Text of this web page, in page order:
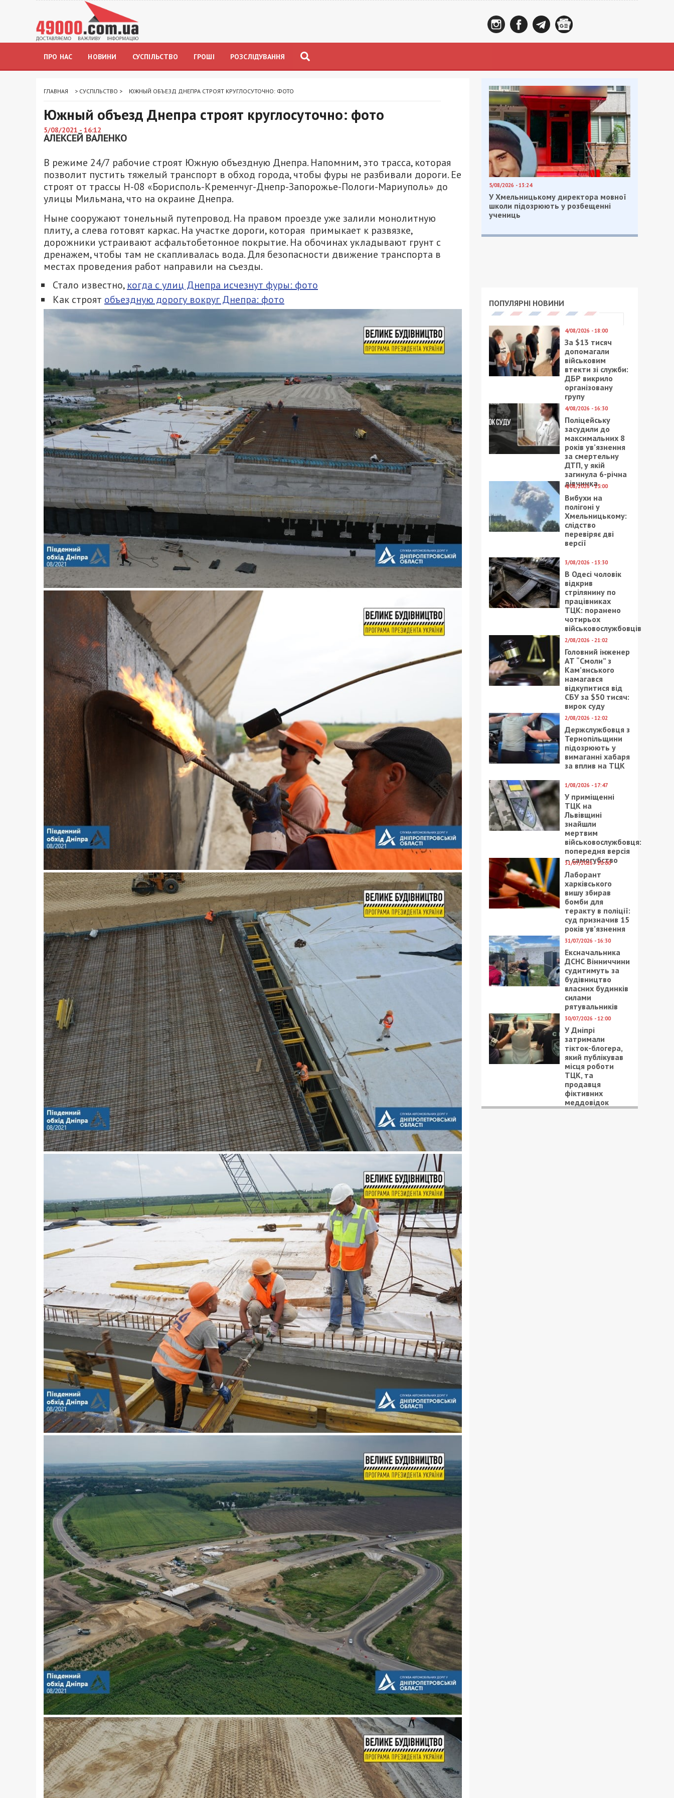
ПРО НАС НОВИНИ СУСПІЛЬСТВО ГРОШІ РОЗСЛІДУВАННЯ
ГЛАВНАЯ > СУСПІЛЬСТВО > ЮЖНЫЙ ОБЪЕЗД ДНЕПРА СТРОЯТ КРУГЛОСУТОЧНО: ФОТО
Южный объезд Днепра строят круглосуточно: фото
5/08/2021 - 16:12
АЛЕКСЕЙ ВАЛЕНКО
В режиме 24/7 рабочие строят Южную объездную Днепра. Напомним, это трасса, которая
позволит пустить тяжелый транспорт в обход города, чтобы фуры не разбивали дороги. Ее
строят от трассы Н-08 «Борисполь-Кременчуг-Днепр-Запорожье-Пологи-Мариуполь» до
улицы Мильмана, что на окраине Днепра.
Ныне сооружают тонельный путепровод. На правом проезде уже залили монолитную
плиту, а слева готовят каркас. На участке дороги, которая примыкает к развязке,
дорожники устраивают асфальтобетонное покрытие. На обочинах укладывают грунт с
дренажем, чтобы там не скапливалась вода. Для безопасности движение транспорта в
местах проведения работ направили на съезды.
Стало известно, когда с улиц Днепра исчезнут фуры: фото
Как строят объездную дорогу вокруг Днепра: фото
5/08/2026 - 13:24
У Хмельницькому директора мовної
школи підозрюють у розбещенні
учениць
ПОПУЛЯРНІ НОВИНИ
4/08/2026 - 18:00
За $13 тисяч
допомагали
військовим
втекти зі служби:
ДБР викрило
організовану
групу
4/08/2026 - 16:30
Поліцейську
засудили до
максимальних 8
років ув’язнення
за смертельну
ДТП, у якій
загинула 6-річна
дівчинка
4/08/2026 - 15:00
Вибухи на
полігоні у
Хмельницькому:
слідство
перевіряє дві
версії
3/08/2026 - 13:30
В Одесі чоловік
відкрив
стрілянину по
працівниках
ТЦК: поранено
чотирьох
військовослужбовців
2/08/2026 - 21:02
Головний інженер
АТ “Смоли” з
Кам’янського
намагався
відкупитися від
СБУ за $50 тисяч:
вирок суду
2/08/2026 - 12:02
Держслужбовця з
Тернопільщини
підозрюють у
вимаганні хабаря
за вплив на ТЦК
1/08/2026 - 17:47
У приміщенні
ТЦК на
Львівщині
знайшли
мертвим
військовослужбовця:
попередня версія
– самогубство
31/07/2026 - 20:00
Лаборант
харківського
вишу збирав
бомби для
теракту в поліції:
суд призначив 15
років ув’язнення
31/07/2026 - 16:30
Ексначальника
ДСНС Вінниччини
судитимуть за
будівництво
власних будинків
силами
рятувальників
30/07/2026 - 12:00
У Дніпрі
затримали
тікток-блогера,
який публікував
місця роботи
ТЦК, та
продавця
фіктивних
меддовідок